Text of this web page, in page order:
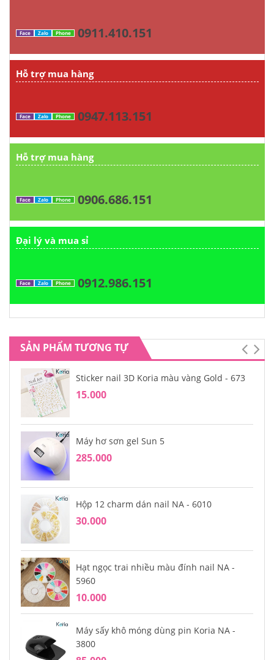
Face Zalo Phone 0911.410.151
Hỗ trợ mua hàng
Face Zalo Phone 0947.113.151
Hỗ trợ mua hàng
Face Zalo Phone 0906.686.151
Đại lý và mua sỉ
Face Zalo Phone 0912.986.151
SẢN PHẨM TƯƠNG TỰ
Sticker nail 3D Koria màu vàng Gold - 673
15.000
Máy hơ sơn gel Sun 5
285.000
Hộp 12 charm dán nail NA - 6010
30.000
Hạt ngọc trai nhiều màu đính nail NA -
5960
10.000
Máy sấy khô móng dùng pin Koria NA -
3800